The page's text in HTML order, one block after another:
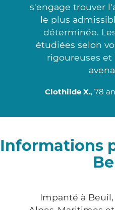
s'engage trouver
le plus
déterminée.
étudiées selon
rigoureuses et
Clothilde X., 78
Informations
Impanté à